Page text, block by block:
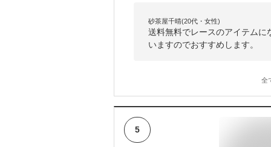
砂茶屋千晴(20代・女性)
送料無料でレースのアイテム
いますのでおすすめします。
全
5